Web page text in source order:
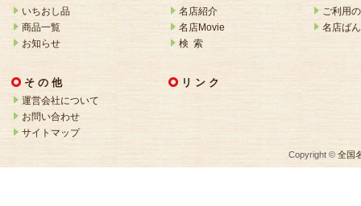
いちおし品
商品一覧
お知らせ
名店紹介
名店Movie
検 索
ご利用
名店ば
そ の 他
運営会社について
お問い合わせ
サイトマップ
リ ン ク
Copyright © 全国